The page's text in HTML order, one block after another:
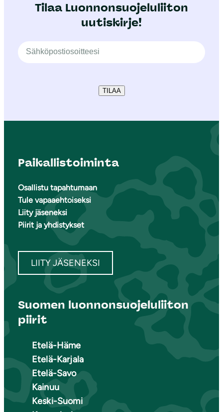
Tilaa Luonnonsuojeluliiton
uutiskirje!
TILAA
Paikallistoiminta
Osallistu tapahtumaan
Tule vapaaehtoiseksi
Liity jäseneksi
Piirit ja yhdistykset
LIITY JÄSENEKSI
Suomen luonnonsuojeluliiton
piirit
Etelä-Häme
Etelä-Karjala
Etelä-Savo
Kainuu
Keski-Suomi